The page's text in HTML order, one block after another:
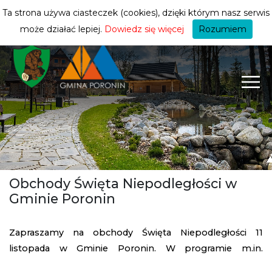
turysty
Obchody Święta Niepodległości w
Gminie Poronin
Zapraszamy na obchody Święta Niepodległości 11
listopada w Gminie Poronin. W programie m.in.
Ta strona używa ciasteczek (cookies), dzięki którym nasz serwis
może działać lepiej. Dowiedz się więcej Rozumiem